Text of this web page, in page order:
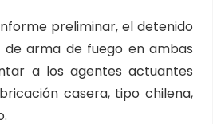
preliminar, el detenido
de arma de fuego en ambas
a los agentes actuantes
casera, tipo chilena,